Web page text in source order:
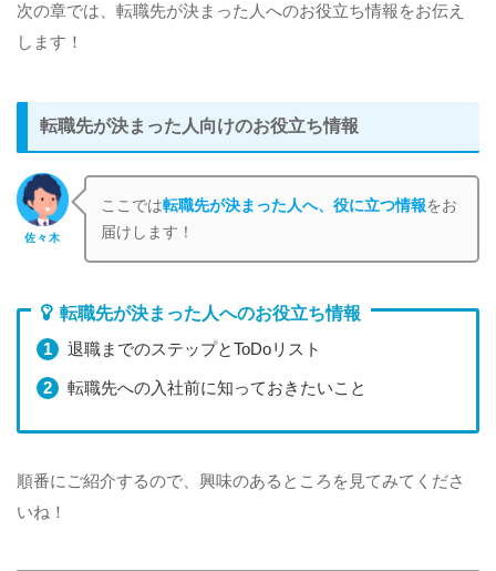
次の章では、転職先が決まった人へのお役立ち情報をお伝え
します！
転職先が決まった人向けのお役立ち情報
佐々木
ここでは転職先が決まった人へ、役に立つ情報をお
届けします！
転職先が決まった人へのお役立ち情報
退職までのステップとToDoリスト
転職先への入社前に知っておきたいこと
順番にご紹介するので、興味のあるところを見てみてくださ
いね！